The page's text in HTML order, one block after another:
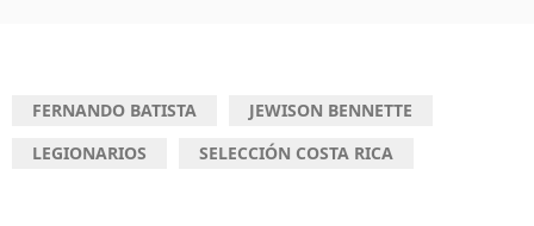
FERNANDO BATISTA
JEWISON BENNETTE
LEGIONARIOS
SELECCIÓN COSTA RICA